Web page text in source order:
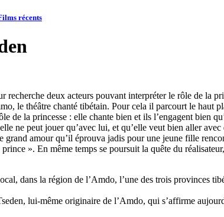
récents
deux acteurs pouvant interpréter le rôle de la
le théâtre chanté tibétain. Pour cela il parcourt le haut
de la princesse : elle chante bien et ils l’engagent bien
ne peut jouer qu’avec lui, et qu’elle veut bien aller
grand amour qu’il éprouva jadis pour une jeune fille
». En même temps se poursuit la quête du
dans la région de l’Amdo, l’une des trois provinces
lui-même originaire de l’Amdo, qui s’affirme